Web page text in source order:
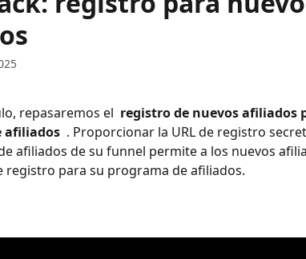
repasaremos el registro de nuevos afiliados
afiliados . Proporcionar la URL de registro
afiliados de su funnel permite a los nuevos
para su programa de afiliados.